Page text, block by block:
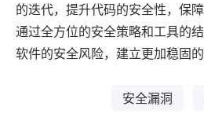
的迭代，提升代码的安全性，保
通过全方位的安全策略和工具的
软件的安全风险，建立更加稳固的
安全漏洞